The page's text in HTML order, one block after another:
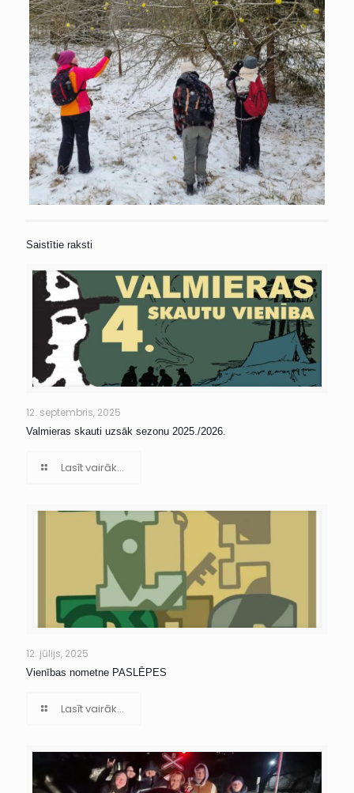
Saistītie raksti
12. septembris, 2025
Valmieras skauti uzsāk sezonu 2025./2026.
Lasīt vairāk...
12. jūlijs, 2025
Vienības nometne PASLĒPES
Lasīt vairāk...